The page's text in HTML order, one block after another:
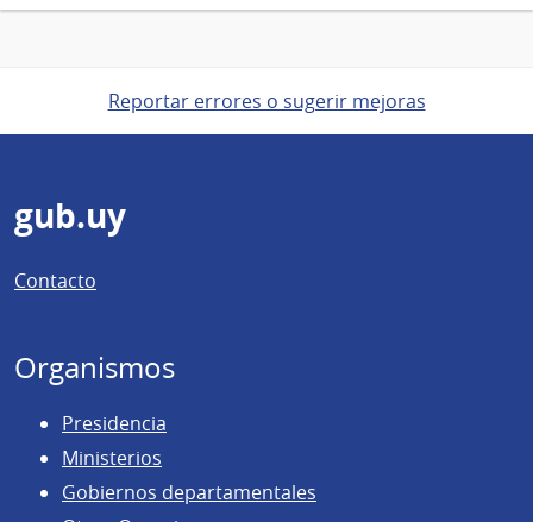
Reportar errores o sugerir mejoras
Pie
de
página
gub.uy
Contacto
Organismos
Presidencia
Ministerios
Gobiernos departamentales